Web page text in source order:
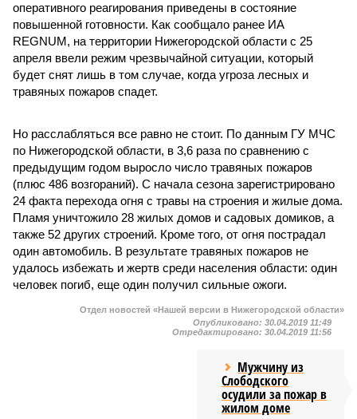
оперативного реагирования приведены в состояние
повышенной готовности. Как сообщало ранее ИА
REGNUM, на территории Нижегородской области с 25
апреля ввели режим чрезвычайной ситуации, который
будет снят лишь в том случае, когда угроза лесных и
травяных пожаров спадет.
Но расслабляться все равно не стоит. По данным ГУ МЧС
по Нижегородской области, в 3,6 раза по сравнению с
предыдущим годом выросло число травяных пожаров
(плюс 486 возгораний). С начала сезона зарегистрировано
24 факта перехода огня с травы на строения и жилые дома.
Пламя уничтожило 28 жилых домов и садовых домиков, а
также 52 других строений. Кроме того, от огня пострадал
один автомобиль. В результате травяных пожаров не
удалось избежать и жертв среди населения области: один
человек погиб, еще один получил сильные ожоги.
Отдел новостей «Нашей версии в Нижегородской области»
Опубликовано: 30.04.2019 11:49
Отредактировано: 30.04.2019 11:56
Мужчину из
Слободского
осудили за пожар в
жилом доме